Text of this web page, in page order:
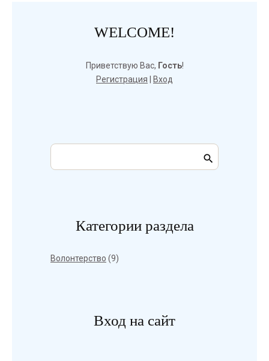
WELCOME!
Приветствую Вас, Гость!
Регистрация
Вход
Категории раздела
Волонтерство (9)
Вход на сайт